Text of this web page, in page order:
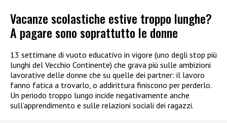
Vacanze scolastiche estive troppo lunghe?
A pagare sono soprattutto le donne
13 settimane di vuoto educativo in vigore (uno degli stop più
lunghi del Vecchio Continente) che grava più sulle ambizioni
lavorative delle donne che su quelle dei partner: il lavoro
fanno fatica a trovarlo, o addirittura finiscono per perderlo.
Un periodo troppo lungo incide negativamente anche
sull’apprendimento e sulle relazioni sociali dei ragazzi.